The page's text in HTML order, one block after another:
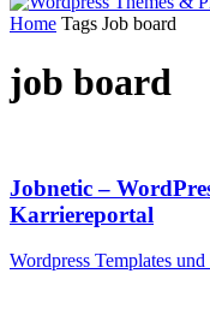
Home Tags Job board
job board
Jobnetic –
Karriereportal
Wordpress Templates